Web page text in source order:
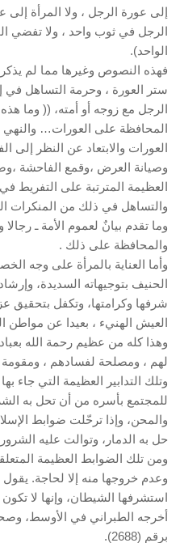
إلى عورة الرجل ، ولا المرأة
الرجل في ثوب واحد ، ولا تفضي
الواحد).
فهذه النصوص وغيرها مما لم
ستر العورة ، وحرمة التساهل في
الرجل مع زوجه أو أمته، (( وما
المحافظة على العورات…
العورات والابتعاد عن النظر إلى
وصيانة العرض ،وقمع الفاحشة
العظيمة المترتبة على التفريط
والتساهل في ذلك من المنكرات
وما تقدم بيانٌ لعموم الأمة ـ
والمحافظة على ذلك .
وأما العناية بالمرأة على وجه
الحنيف بتوجيهاته السديدة،
شرفها وكرامتها، وتكفل بتحقيق
العيش الهنيء ، بعيدا عن مواطن
وهذا كله من عظيم رحمة الله
لهم ، ومصلحة لفسادهم ، ومقومة
وتلك التدابير العظيمة التي جاء
للمجتمع بأسره من أن تحل به
والمحن، وإذا ترحّلت ضوابط
حل به الدمار، وتوالت عليه الشرور
ومن تلك الضوابط العظيمة
استشرفها الشيطان، وإنها لا
أخرجه الطبراني في الأوسط،
برقم (2688).